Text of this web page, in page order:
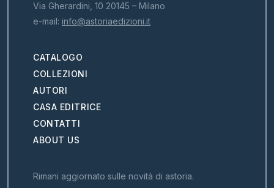
Via Gherardini, 10 20145 – Milano
e-mail: info@astoriaedizioni.it
CATALOGO
COLLEZIONI
AUTORI
CASA EDITRICE
CONTATTI
ABOUT US
Rimani aggiornato sulle novità di astoria.